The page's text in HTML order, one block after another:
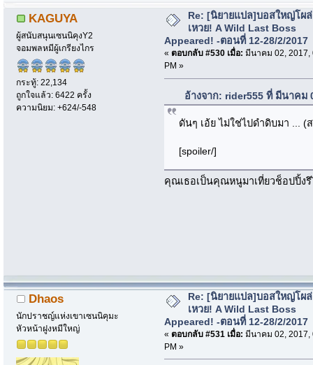
KAGUYA
ผู้สนับสนุนเซนนิคุงY2
จอมพลหมีผู้เกรียงไกร
กระทู้: 22,134
ถูกใจแล้ว: 6422 ครั้ง
ความนิยม: +624/-548
Re: [นิยายแปล]บอสใหญ่โผ
เหวย! A Wild Last Boss
Appeared! -ตอนที่ 12-28/2/2017
« ตอบกลับ #530 เมื่อ: มีนาคม 02, 2017,
PM »
อ้างจาก: rider555 ที่ มีนาคม
ดันๆ เอ้ย ไม่ใช่ไปดำดิบมา ... (
[spoiler/]
คุณเธอเป็นคุณหนูมาเที่ยวช็อปปิ้งรึ
Dhaos
นักปราชญ์แห่งเขาเซนนิคุมะ
หัวหน้าฝูงหมีใหญ่
Re: [นิยายแปล]บอสใหญ่โผ
เหวย! A Wild Last Boss
Appeared! -ตอนที่ 12-28/2/2017
« ตอบกลับ #531 เมื่อ: มีนาคม 02, 2017,
PM »